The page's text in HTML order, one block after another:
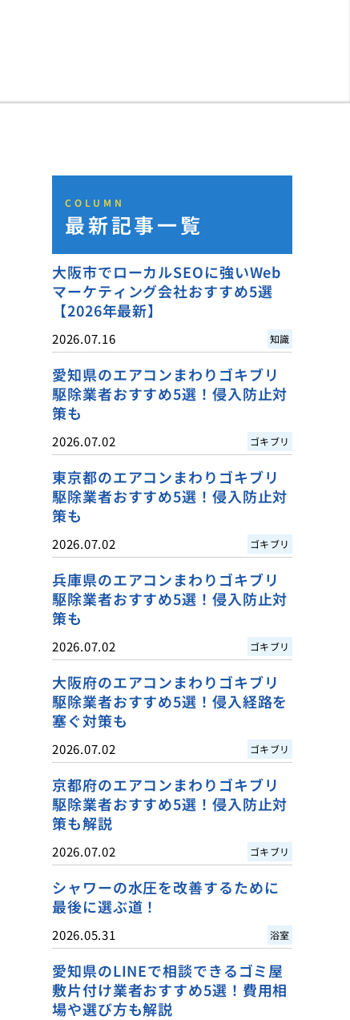
COLUMN
最新記事一覧
大阪市でローカルSEOに強いWeb
マーケティング会社おすすめ5選
【2026年最新】
2026.07.16 知識
愛知県のエアコンまわりゴキブリ
駆除業者おすすめ5選！侵入防止対
策も
2026.07.02 ゴキブリ
東京都のエアコンまわりゴキブリ
駆除業者おすすめ5選！侵入防止対
策も
2026.07.02 ゴキブリ
兵庫県のエアコンまわりゴキブリ
駆除業者おすすめ5選！侵入防止対
策も
2026.07.02 ゴキブリ
大阪府のエアコンまわりゴキブリ
駆除業者おすすめ5選！侵入経路を
塞ぐ対策も
2026.07.02 ゴキブリ
京都府のエアコンまわりゴキブリ
駆除業者おすすめ5選！侵入防止対
策も解説
2026.07.02 ゴキブリ
シャワーの水圧を改善するために
最後に選ぶ道！
2026.05.31 浴室
愛知県のLINEで相談できるゴミ屋
敷片付け業者おすすめ5選！費用相
場や選び方も解説